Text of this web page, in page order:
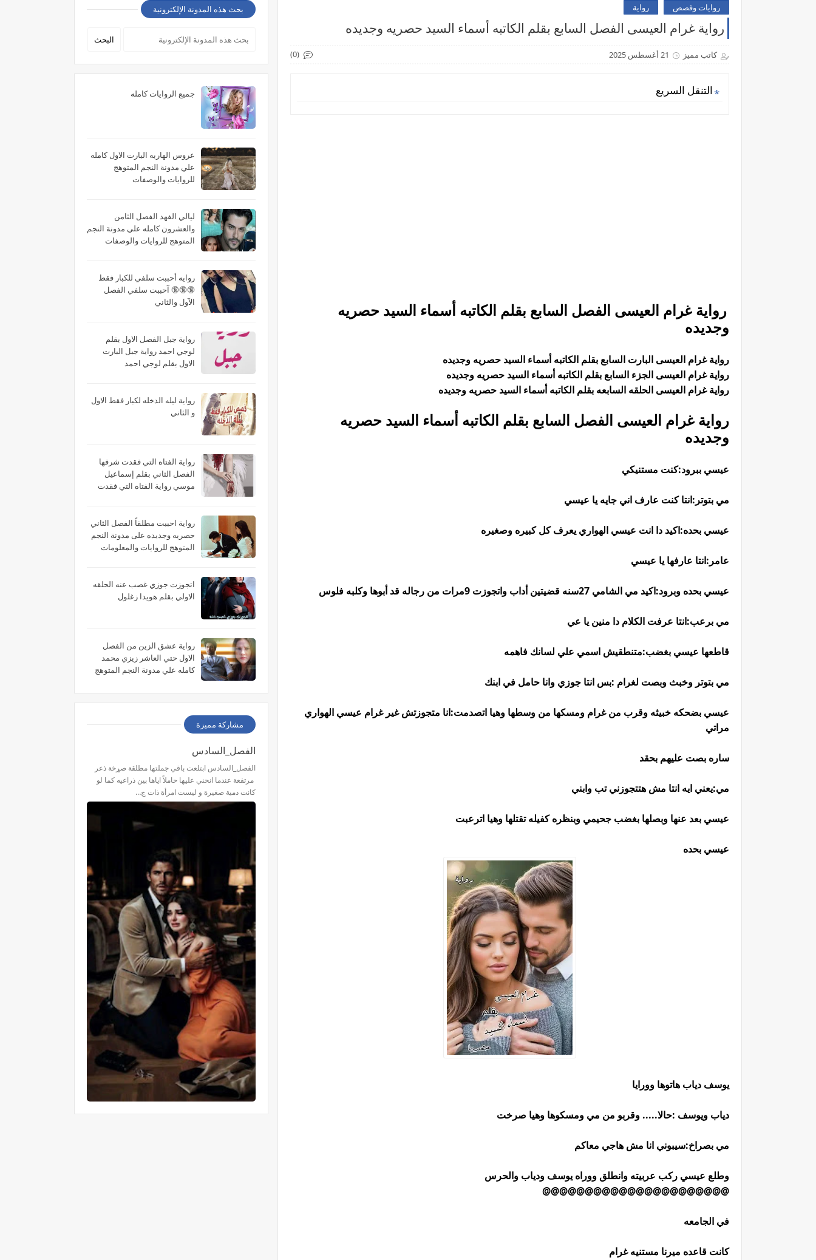
روايات وقصص رواية
رواية غرام العيسى الفصل السابع بقلم الكاتبه أسماء السيد حصريه وجديده
كاتب مميز 21 أغسطس 2025 (0)
التنقل السريع
رواية غرام العيسى الفصل السابع بقلم الكاتبه أسماء السيد حصريه
وجديده
رواية غرام العيسى البارت السابع بقلم الكاتبه أسماء السيد حصريه وجديده
رواية غرام العيسى الجزء السابع بقلم الكاتبه أسماء السيد حصريه وجديده
رواية غرام العيسى الحلقه السابعه بقلم الكاتبه أسماء السيد حصريه وجديده
رواية غرام العيسى الفصل السابع بقلم الكاتبه أسماء السيد حصريه
وجديده
عيسي ببرود:كنت مستنيكي
مي بتوتر:انتا كنت عارف اني جايه يا عيسي
عيسي بحده:اكيد دا انت عيسي الهواري يعرف كل كبيره وصغيره
عامر:انتا عارفها يا عيسي
عيسي بحده وبرود:اكيد مي الشامي 27سنه قضيتين أداب واتجوزت 9مرات من رجاله قد أبوها وكلبه فلوس
مي برعب:انتا عرفت الكلام دا منين يا عي
قاطعها عيسي بغضب:متنطقيش اسمي علي لسانك فاهمه
مي بتوتر وخبث وبصت لغرام :بس انتا جوزي وانا حامل في ابنك
عيسي بضحكه خبيثه وقرب من غرام ومسكها من وسطها وهيا اتصدمت:انا متجوزتش غير غرام عيسي الهواري
مراتي
ساره بصت عليهم بحقد
مي:يعني ايه انتا مش هتتجوزني تب وابني
عيسي بعد عنها وبصلها بغضب جحيمي وبنظره كفيله تقتلها وهيا اترعبت
عيسي بحده
يوسف دياب هاتوها وورايا
دياب ويوسف :حالا..... وقربو من مي ومسكوها وهيا صرخت
مي بصراخ:سيبوني انا مش هاجي معاكم
وطلع عيسي ركب عربيته وانطلق ووراه يوسف ودياب والحرس
@@@@@@@@@@@@@@@@@@@@@@
في الجامعه
كانت قاعده ميرنا مستنيه غرام
بحث هذه المدونة الإلكترونية
جميع الروايات كامله
عروس الهاربه البارت الاول كامله
علي مدونة النجم المتوهج
للروايات والوصفات
ليالي الفهد الفصل الثامن
والعشرون كامله علي مدونة النجم
المتوهج للروايات والوصفات
روايه أحببت سلفي للكبار فقط
🔞🔞🔞 آحببت سلفي الفصل
الآول والثاني
رواية جبل الفصل الاول بقلم
لوجي احمد رواية جبل البارت
الاول بقلم لوجي احمد
رواية ليله الدخله لكبار فقط الاول
و الثاني
رواية الفتاه التي فقدت شرفها
الفصل الثاني بقلم إسماعيل
موسي رواية الفتاه التي فقدت
فقدت شرفها الجزء الثاني بقلم
إسماعيل موسي
رواية احببت مطلقاً الفصل الثاني
حصريه وجديده على مدونة النجم
المتوهج للروايات والمعلومات
اتجوزت جوزي غصب عنه الحلقه
الاولي بقلم هويدا زغلول
رواية عشق الزين من الفصل
الاول حتي العاشر زيزي محمد
كامله علي مدونة النجم المتوهج
مشاركة مميزة
الفصل_السادس
الفصل_السادس ابتلعت باقي جملتها مطلقة صړخة ذعر
مرتفعة عندما انحني عليها حاملاً اياها بين ذراعيه كما لو
كانت دمية صغيرة و ليست امرأة ذات ج…